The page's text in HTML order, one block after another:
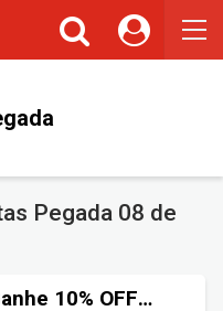
Pegada 08 de
10% OFF